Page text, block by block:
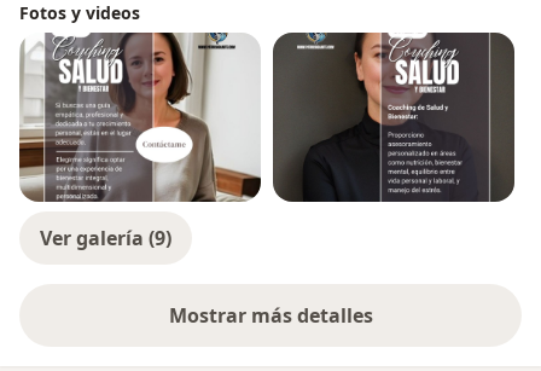
Fotos y videos
Ver galería (9)
Mostrar más detalles
sobre la experiencia